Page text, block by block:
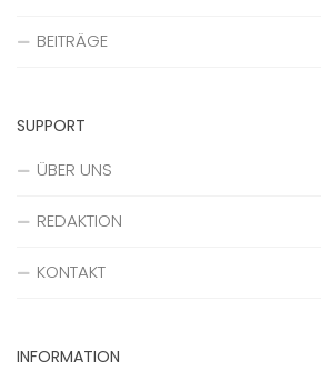
BEITRÄGE
SUPPORT
ÜBER UNS
REDAKTION
KONTAKT
INFORMATION